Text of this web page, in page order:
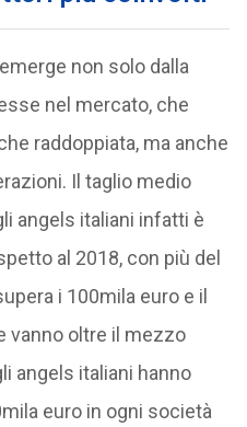
non solo dalla
nel mercato, che
raddoppiata, ma anche
Il taglio medio
angels italiani infatti è
al 2018, con più del
i 100mila euro e il
vanno oltre il mezzo
angels italiani hanno
euro in ogni società